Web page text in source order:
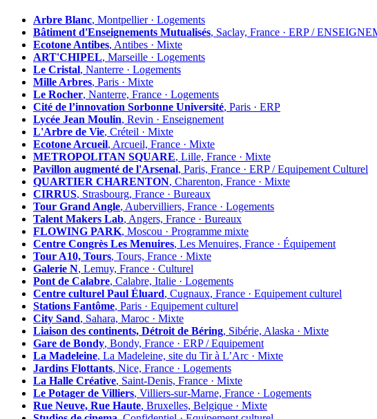
Arbre Blanc, Montpellier · Logements
Bâtiment d'Enseignements Mutualisés, Saclay, France · ERP /
Ecotone Antibes, Antibes · Mixte
ART'CHIPEL, Marseille · Logements
Le Cristal, Nanterre · Logements
Mille Arbres, Paris · Mixte
Le Rocher, Nanterre, France · Logements
Cité de l’innovation Sorbonne Université, Paris · ERP
Lycée Jean Moulin, Revin · Enseignement
L'Arbre de Vie, Créteil · Mixte
Ecotone Arcueil, Arcueil, France · Mixte
METROPOLITAN SQUARE, Lille, France · Mixte
Pavillon augmenté de l'Arsenal, Paris, France · ERP / Equipement Culturel
QUARTIER CHARENTON, Charenton, France · Mixte
CIRRUS, Strasbourg, France · Bureaux
Tour Grand Angle, Aubervilliers, France · Logements
Talent Makers Lab, Angers, France · Bureaux
FLOWING PARK, Moscou · Programme mixte
Centre Congrès Les Menuires, Les Menuires, France · Équipement
Tour A10, Tours, Tours, France · Mixte
Galerie N, Lemuy, France · Culturel
Pont de Calabre, Calabre, Italie · Logements
Centre culturel Paul Éluard, Cugnaux, France · Equipement culturel
Stations Fantôme, Paris · Equipement culturel
City Sand, Sahara, Maroc · Mixte
Liaison des continents, Détroit de Béring, Sibérie, Alaska · Mixte
Gare de Bondy, Bondy, France · ERP / Equipement
La Madeleine, La Madeleine, site du Tir à L’Arc · Mixte
Jardins Flottants, Nice, France · Logements
La Halle Créative, Saint-Denis, France · Mixte
Le Potager de Villiers, Villiers-sur-Marne, France · Logements
Rue Neuve, Rue Haute, Bruxelles, Belgique · Mixte